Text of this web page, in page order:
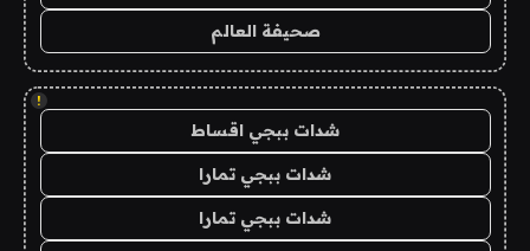
صحيفة العالم
!
شدات ببجي اقساط
شدات ببجي تمارا
شدات ببجي تمارا